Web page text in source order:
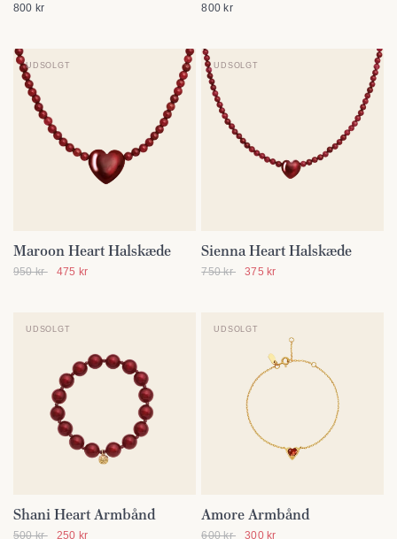
800 kr 800 kr
UDSOLGT
SE DETALJER
Maroon Heart Halskæde
950 kr 475 kr
UDSOLGT
SE DETALJER
Sienna Heart Halskæde
750 kr 375 kr
UDSOLGT
SE DETALJER
Shani Heart Armbånd
500 kr 250 kr
UDSOLGT
SE DETALJER
Amore Armbånd
600 kr 300 kr